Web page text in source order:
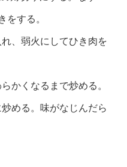
をする。
、弱火にしてひき肉を
かくなるまで炒める。
める。味がなじんだら